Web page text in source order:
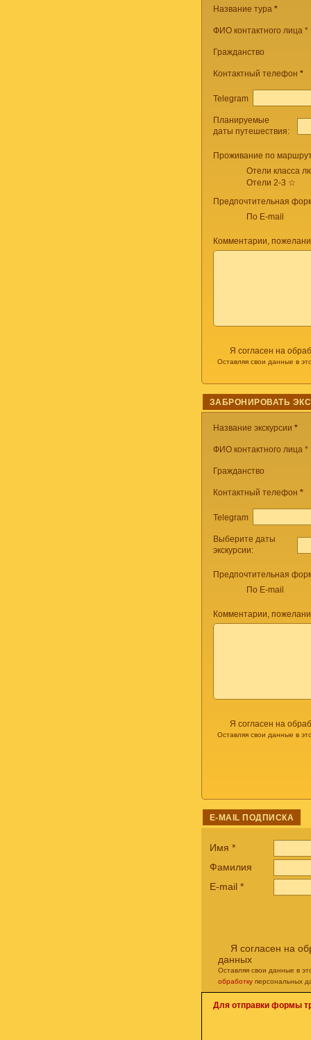
Название тура *
ФИО контактного лица *
Гражданство
Контактный телефон *
Telegram
Планируемые
даты путешествия:
Проживание по
Отели класса
Отели 2-3 ☆
Предпочтительная
По E-mail
Комментарии,
Я согласен на
Оставляя свои данные в
ЗАБРОНИРОВАТЬ
Название экскурсии *
ФИО контактного лица *
Гражданство
Контактный телефон *
Telegram
Выберите даты
экскурсии:
Предпочтительная
По E-mail
Комментарии,
Я согласен на
Оставляя свои данные в
E-MAIL ПОДПИСКА
Имя *
Фамилия
E-mail *
Я согласен на
данных
Оставляя свои данные в
обработку персональных
Для отправки формы